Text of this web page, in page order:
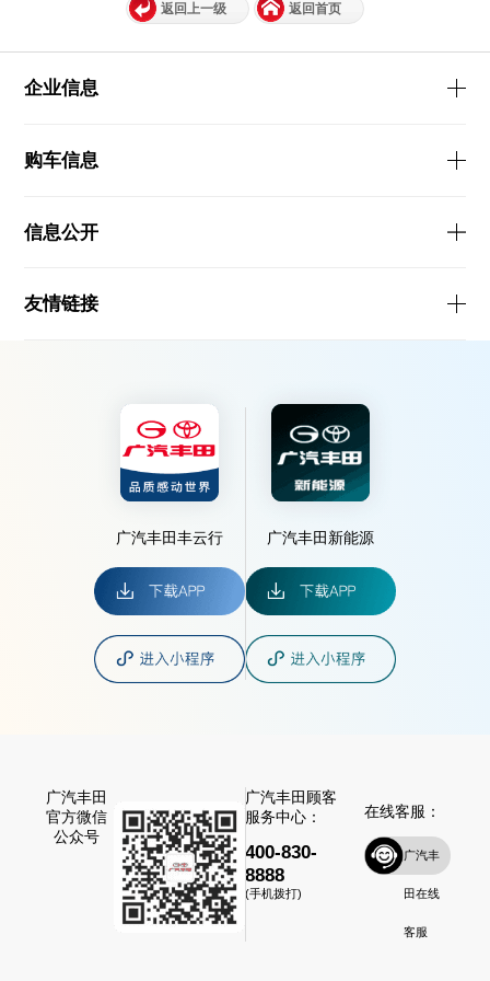
返回上一级 返回首页
企业信息
购车信息
信息公开
友情链接
广汽丰田丰云行 广汽丰田新能源
广汽丰田
官方微信
公众号
广汽丰田顾客
服务中心：
400-830-
8888
(手机拨打)
在线客服：
广汽丰
田在线
客服